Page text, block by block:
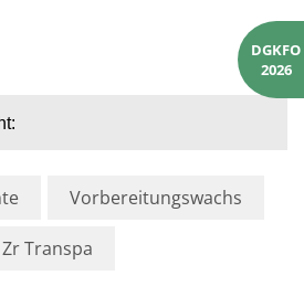
Vorbereitungswachs
Transpa
DGKFO
2026